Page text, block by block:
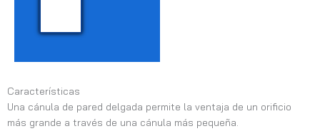
Características
Una cánula de pared delgada permite la ventaja de un orificio
más grande a través de una cánula más pequeña.